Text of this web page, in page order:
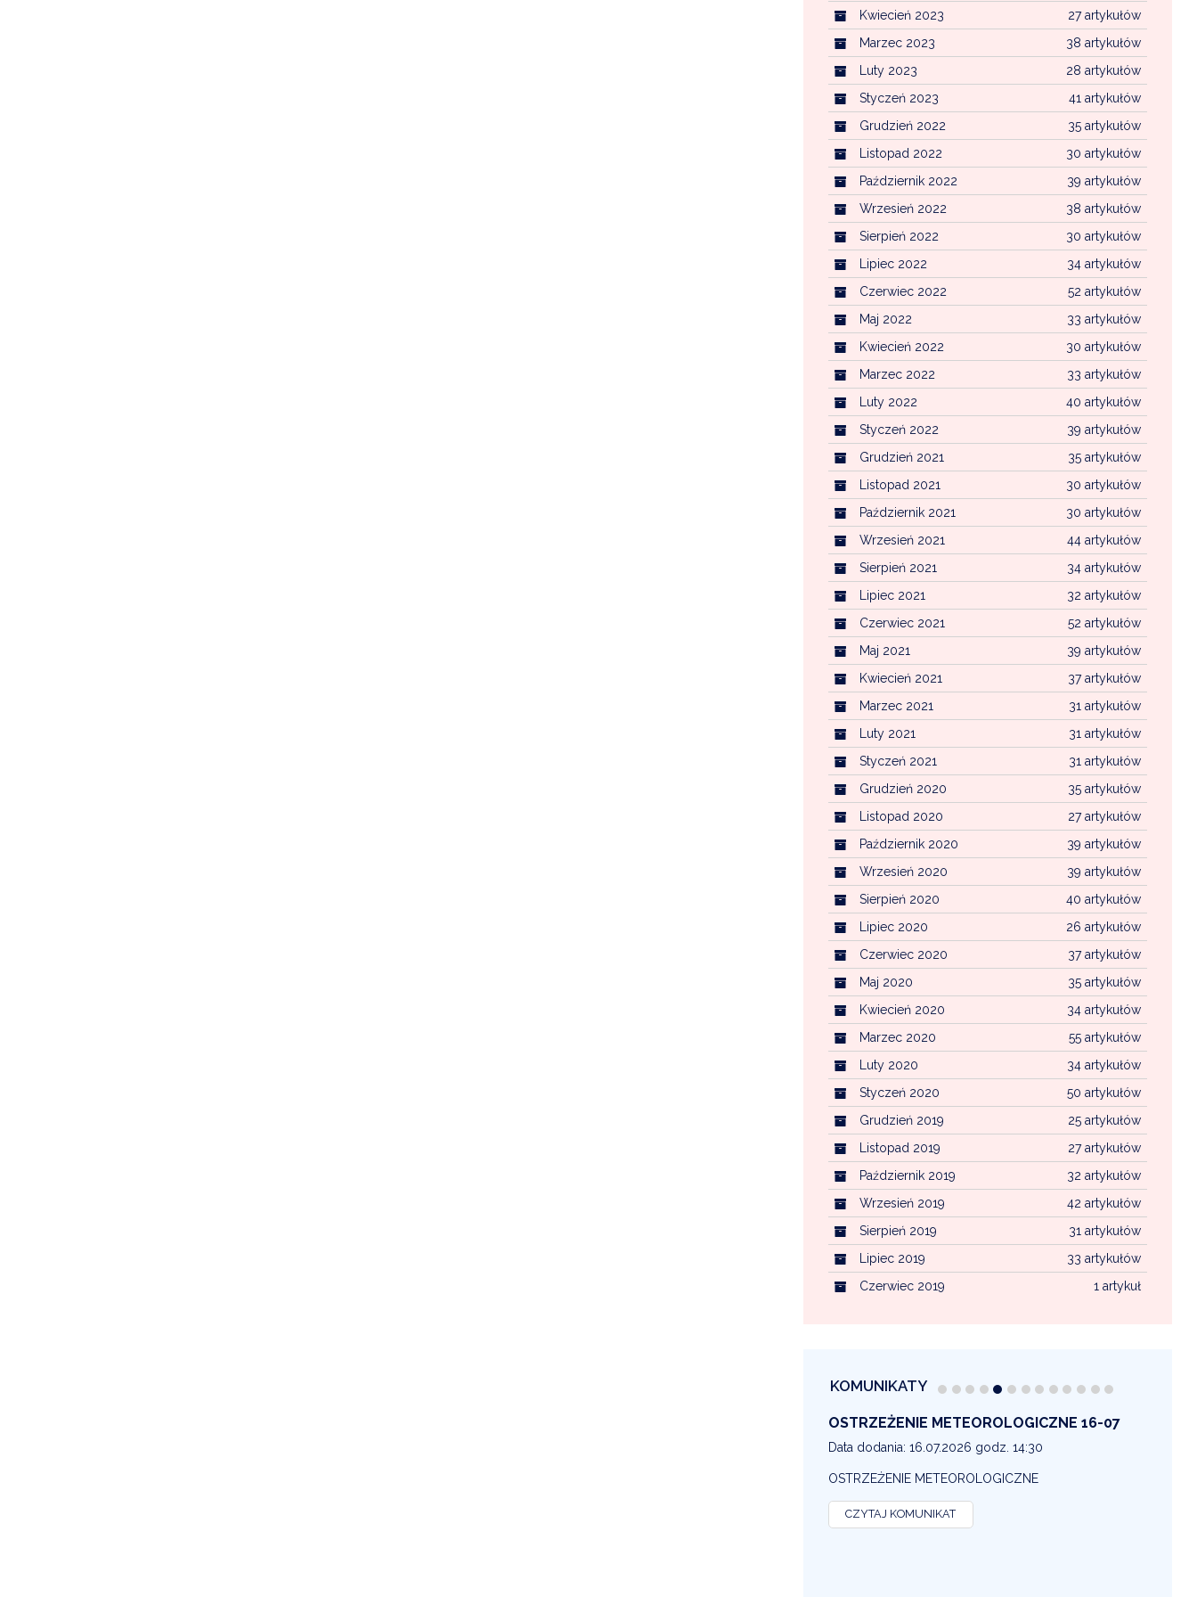
27 artykułów
Kwiecień 2023
38 artykułów
Marzec 2023
28 artykułów
Luty 2023
41 artykułów
Styczeń 2023
35 artykułów
Grudzień 2022
30 artykułów
Listopad 2022
39 artykułów
Październik 2022
38 artykułów
Wrzesień 2022
30 artykułów
Sierpień 2022
34 artykułów
Lipiec 2022
52 artykułów
Czerwiec 2022
33 artykułów
Maj 2022
30 artykułów
Kwiecień 2022
33 artykułów
Marzec 2022
40 artykułów
Luty 2022
39 artykułów
Styczeń 2022
35 artykułów
Grudzień 2021
30 artykułów
Listopad 2021
30 artykułów
Październik 2021
44 artykułów
Wrzesień 2021
34 artykułów
Sierpień 2021
32 artykułów
Lipiec 2021
52 artykułów
Czerwiec 2021
39 artykułów
Maj 2021
37 artykułów
Kwiecień 2021
31 artykułów
Marzec 2021
31 artykułów
Luty 2021
31 artykułów
Styczeń 2021
35 artykułów
Grudzień 2020
27 artykułów
Listopad 2020
39 artykułów
Październik 2020
39 artykułów
Wrzesień 2020
40 artykułów
Sierpień 2020
26 artykułów
Lipiec 2020
37 artykułów
Czerwiec 2020
35 artykułów
Maj 2020
34 artykułów
Kwiecień 2020
55 artykułów
Marzec 2020
34 artykułów
Luty 2020
50 artykułów
Styczeń 2020
25 artykułów
Grudzień 2019
27 artykułów
Listopad 2019
32 artykułów
Październik 2019
42 artykułów
Wrzesień 2019
31 artykułów
Sierpień 2019
33 artykułów
Lipiec 2019
1 artykuł
Czerwiec 2019
KOMUNIKATY
OSTRZEŻENIE METEOROLOGICZNE 16-07
Data dodania: 16.07.2026 godz. 14:30
OSTRZEŻENIE METEOROLOGICZNE
CZYTAJ KOMUNIKAT